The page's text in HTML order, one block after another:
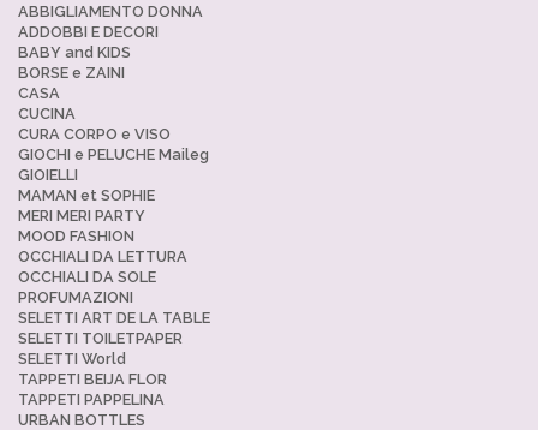
ABBIGLIAMENTO DONNA
ADDOBBI E DECORI
BABY and KIDS
BORSE e ZAINI
CASA
CUCINA
CURA CORPO e VISO
GIOCHI e PELUCHE Maileg
GIOIELLI
MAMAN et SOPHIE
MERI MERI PARTY
MOOD FASHION
OCCHIALI DA LETTURA
OCCHIALI DA SOLE
PROFUMAZIONI
SELETTI ART DE LA TABLE
SELETTI TOILETPAPER
SELETTI World
TAPPETI BEIJA FLOR
TAPPETI PAPPELINA
URBAN BOTTLES